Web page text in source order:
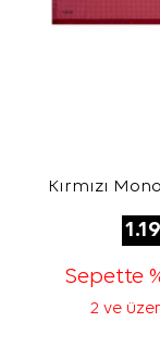
Kırmızı
Sepette
2 ve